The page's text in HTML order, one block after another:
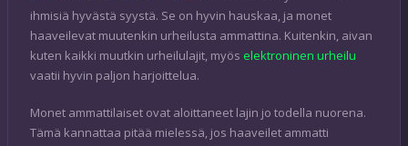
ihmisiä hyvästä syystä. Se on hyvin hauskaa, ja monet
haaveilevat muutenkin urheilusta ammattina. Kuitenkin, aivan
kuten kaikki muutkin urheilulajit, myös elektroninen urheilu
vaatii hyvin paljon harjoittelua.
Monet ammattilaiset ovat aloittaneet lajin jo todella nuorena.
Tämä kannattaa pitää mielessä, jos haaveilet ammatti